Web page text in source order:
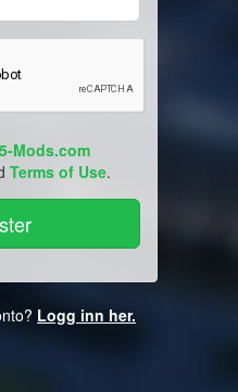
Mods.com
Terms of Use.
Logg inn her.